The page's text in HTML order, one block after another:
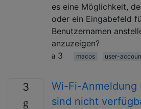
es eine Möglichkeit,
oder ein Eingabefeld
Benutzernamen
anzuzeigen?
3
macos user-
3
Wi-Fi-Anmeldung
sind nicht